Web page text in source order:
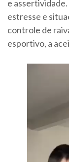
e assertividade.
estresse e
controle de
esportivo, a